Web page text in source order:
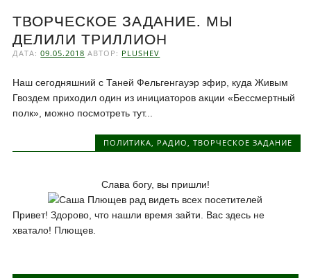
ТВОРЧЕСКОЕ ЗАДАНИЕ. МЫ
ДЕЛИЛИ ТРИЛЛИОН
ДАТА:09.05.2018 АВТОР: PLUSHEV
Наш сегодняшний с Таней Фельгенгауэр эфир, куда Живым
Гвоздем приходил один из инициаторов акции «Бессмертный
полк», можно посмотреть тут...
ПОЛИТИКА, РАДИО, ТВОРЧЕСКОЕ ЗАДАНИЕ
Слава богу, вы пришли!
Привет! Здорово, что нашли время зайти. Вас здесь не
хватало! Плющев.